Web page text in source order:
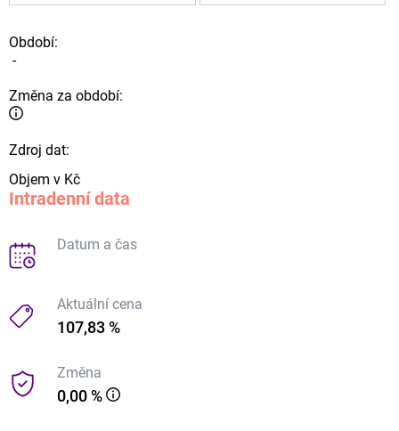
Období:
-
Změna za období:
Zdroj dat:
Objem v Kč
Intradenní data
Datum a čas
Aktuální cena
107,83 %
Změna
0,00 %